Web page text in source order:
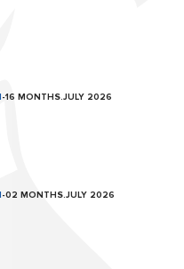
-16 MONTHS.JULY 2026
-02 MONTHS.JULY 2026